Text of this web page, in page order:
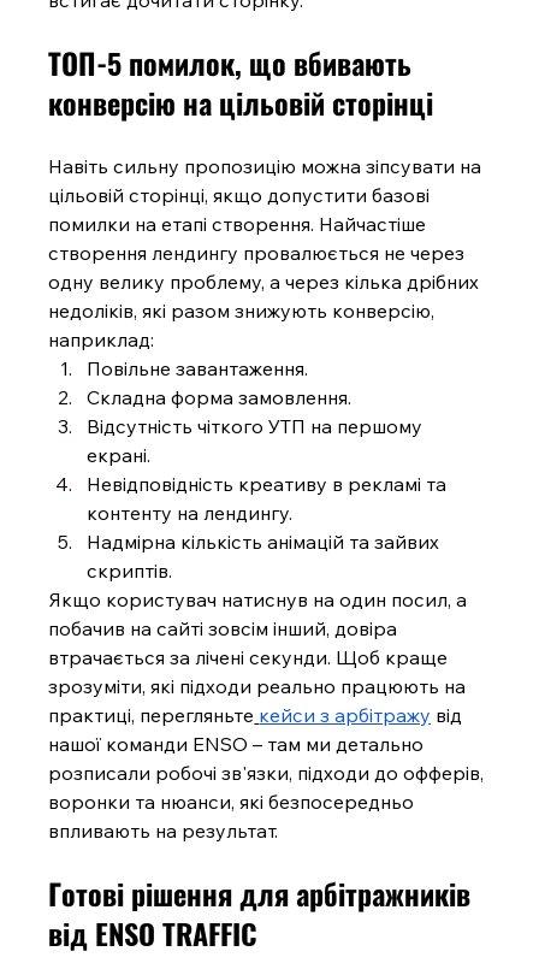
ТОП-5 помилок, що вбивають
конверсію на цільовій сторінці
Навіть сильну пропозицію можна зіпсувати на
цільовій сторінці, якщо допустити базові
помилки на етапі створення. Найчастіше
створення лендингу провалюється не через
одну велику проблему, а через кілька дрібних
недоліків, які разом знижують конверсію,
наприклад:
Повільне завантаження.
Складна форма замовлення.
Відсутність чіткого УТП на першому
екрані.
Невідповідність креативу в рекламі та
контенту на лендингу.
Надмірна кількість анімацій та зайвих
скриптів.
Якщо користувач натиснув на один посил, а
побачив на сайті зовсім інший, довіра
втрачається за лічені секунди. Щоб краще
зрозуміти, які підходи реально працюють на
практиці, перегляньте кейси з арбітражу від
нашої команди ENSO – там ми детально
розписали робочі зв'язки, підходи до офферів,
воронки та нюанси, які безпосередньо
впливають на результат.
Готові рішення для арбітражників
від ENSO TRAFFIC